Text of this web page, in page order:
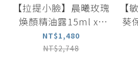
【拉提小臉】晨曦玫瑰
煥顏精油露15ml x2
+矽晶能量按摩刮板
NT$1,480
NT$2,748
【
葵